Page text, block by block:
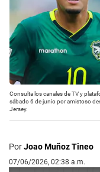
Consulta los canales de TV y
sábado 6 de junio por amistoso
Jersey.
PorJoao Muñoz Tineo
07/06/2026, 02:38 a.m.